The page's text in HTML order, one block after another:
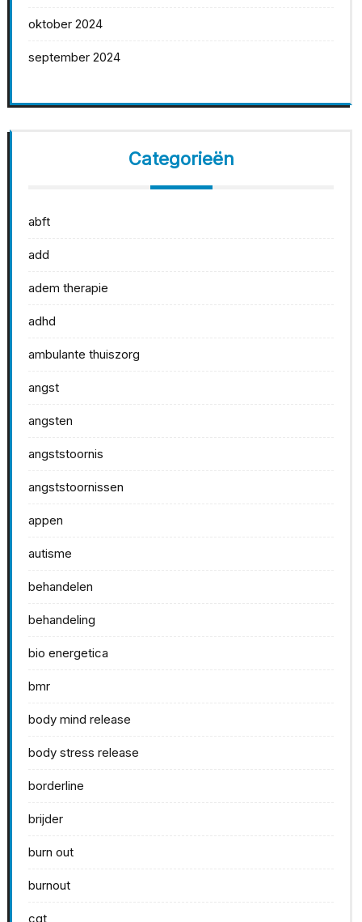
oktober 2024
september 2024
Categorieën
abft
add
adem therapie
adhd
ambulante thuiszorg
angst
angsten
angststoornis
angststoornissen
appen
autisme
behandelen
behandeling
bio energetica
bmr
body mind release
body stress release
borderline
brijder
burn out
burnout
cgt